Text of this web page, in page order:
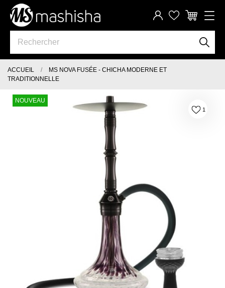
ACCUEIL
MS NOVA FUSÉE - CHICHA MODERNE ET
TRADITIONNELLE
NOUVEAU
1